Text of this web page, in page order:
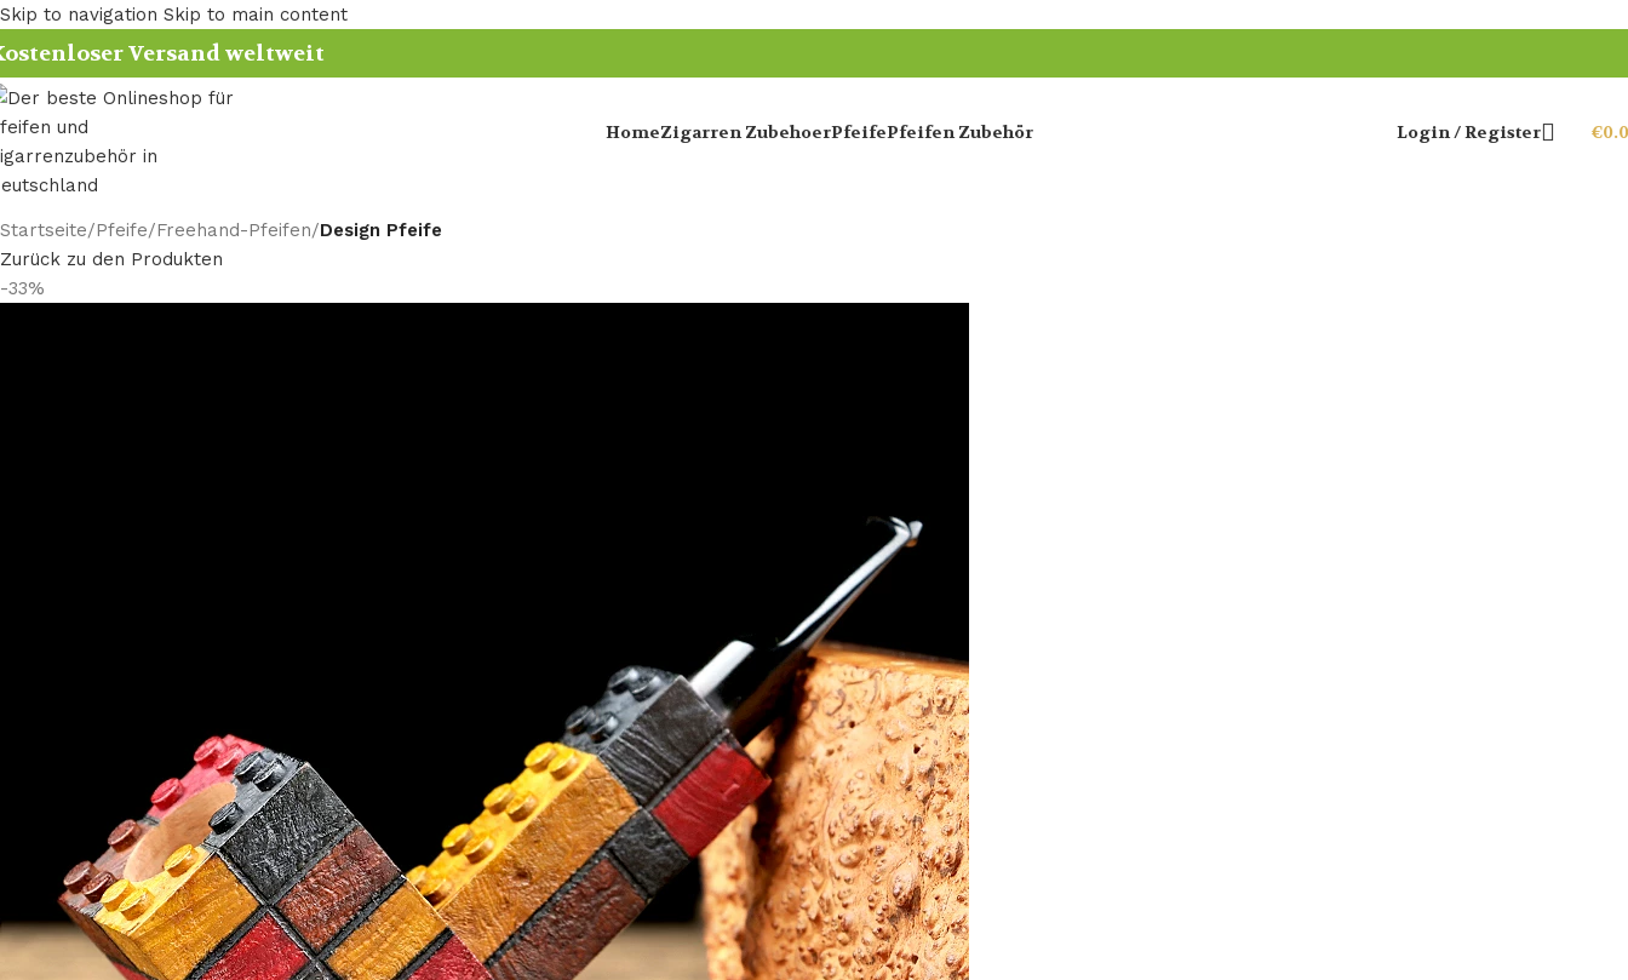
Skip to navigation Skip to main content
Versand weltweit
HomeZigarren ZubehoerPfeifePfeifen Zubehör Login / Register €
Startseite/Pfeife/Freehand-Pfeifen/Design Pfeife
Zurück zu den Produkten
-33%